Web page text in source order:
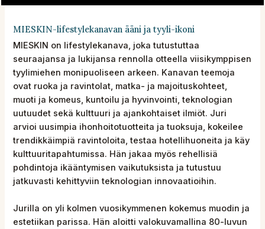
MIESKIN-lifestylekanavan ääni ja tyyli-ikoni
MIESKIN on lifestylekanava, joka tutustuttaa
seuraajansa ja lukijansa rennolla otteella viisikymppisen
tyylimiehen monipuoliseen arkeen. Kanavan teemoja
ovat ruoka ja ravintolat, matka- ja majoituskohteet,
muoti ja komeus, kuntoilu ja hyvinvointi, teknologian
uutuudet sekä kulttuuri ja ajankohtaiset ilmiöt. Juri
arvioi uusimpia ihonhoitotuotteita ja tuoksuja, kokeilee
trendikkäimpiä ravintoloita, testaa hotellihuoneita ja käy
kulttuuritapahtumissa. Hän jakaa myös rehellisiä
pohdintoja ikääntymisen vaikutuksista ja tutustuu
jatkuvasti kehittyviin teknologian innovaatioihin.
Jurilla on yli kolmen vuosikymmenen kokemus muodin ja
estetiikan parissa. Hän aloitti valokuvamallina 80-luvun